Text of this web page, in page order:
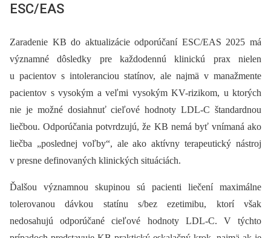
ESC/EAS
Zaradenie KB do aktualizácie odporúčaní ESC/EAS 2025 má
významné dôsledky pre každodennú klinickú prax nielen
u pacientov s intoleranciou statínov, ale najmä v manažmente
pacientov s vysokým a veľmi vysokým KV-rizikom, u ktorých
nie je možné dosiahnuť cieľové hodnoty LDL-C štandardnou
liečbou. Odporúčania potvrdzujú, že KB nemá byť vnímaná ako
liečba „poslednej voľby“, ale ako aktívny terapeutický nástroj
v presne definovaných klinických situáciách.
Ďalšou významnou skupinou sú pacienti liečení maximálne
tolerovanou dávkou statínu s/bez ezetimibu, ktorí však
nedosahujú odporúčané cieľové hodnoty LDL-C. V týchto